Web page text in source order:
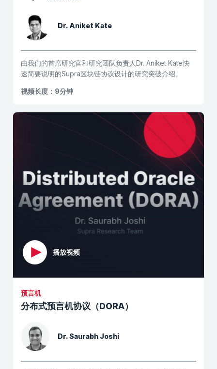
Dr. Aniket Kate
由我们的首席研究官和研究团队负责人Dr. Aniket Kate快
速简要说明的Supra区块链协议设计的研究突破介绍。
视频长度：9分钟
播放视频
预言机
分布式预言机协议（DORA）
Dr. Saurabh Joshi